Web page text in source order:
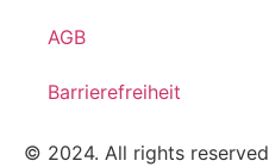
AGB
Barrierefreiheit
© 2024. All rights reserved